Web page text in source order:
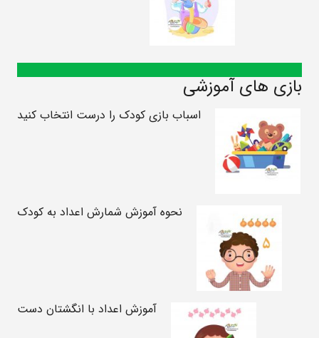
بازی های آموزشی
اسباب بازی کودک را درست انتخاب کنید
نحوه آموزش شمارش اعداد به کودک
آموزش اعداد با انگشتان دست